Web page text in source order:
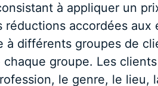
à appliquer un
réductions accordées aux
à différents groupes de
chaque groupe. Les
le genre, le lieu,